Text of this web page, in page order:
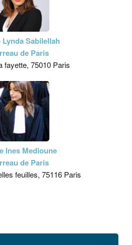
Lynda Sabilellah
de Paris
fayette, 75010 Paris
Ines Medioune
de Paris
feuilles, 75116 Paris